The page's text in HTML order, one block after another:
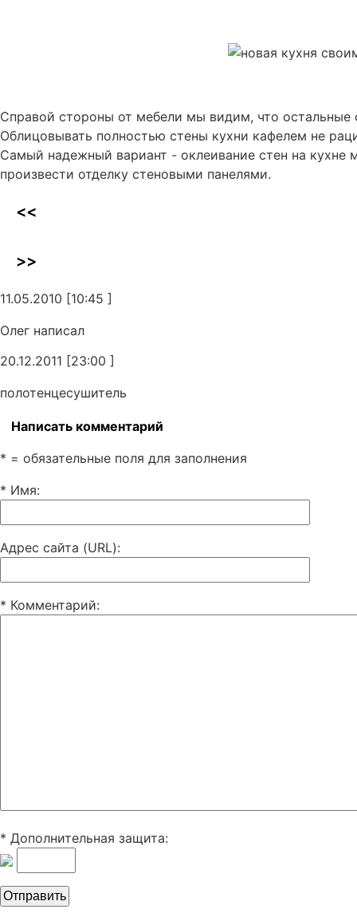
Справой стороны от мебели мы видим, что
Облицовывать полностью стены кухни кафелем не
Самый надежный вариант - оклеивание стен на
произвести отделку стеновыми панелями.
<<
>>
11.05.2010 [10:45 ]
Олег написал
20.12.2011 [23:00 ]
полотенцесушитель
Написать комментарий
* = обязательные поля для заполнения
* Имя:
Адрес сайта (URL):
* Комментарий:
* Дополнительная защита: